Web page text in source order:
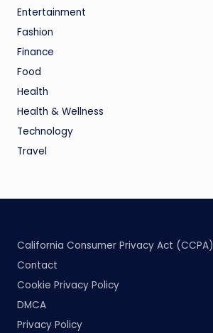
Entertainment
Fashion
Finance
Food
Health
Health & Wellness
Technology
Travel
California Consumer Privacy Act (CCPA)
Contact
Cookie Privacy Policy
DMCA
Privacy Policy